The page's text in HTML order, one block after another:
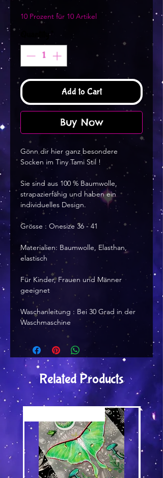
10 Prozent für 10 Artikel
Quantity
Add to Cart
Buy Now
Gönn dir hier ganz besondere
Socken im Tiny Tami Stil !
Sie sind aus 100 % Baumwolle,
strapazierfähig und haben ein
individuelles Design.
Grösse : Onesize 36 - 41
Materialien: Baumwolle, Elasthan,
elastisch
Für Kinder, Frauen und Männer
geeignet
Waschanleitung : Bei 30 Grad in der
Waschmaschine
Related Products